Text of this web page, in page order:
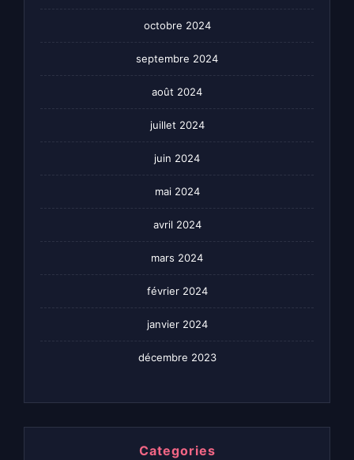
octobre 2024
septembre 2024
août 2024
juillet 2024
juin 2024
mai 2024
avril 2024
mars 2024
février 2024
janvier 2024
décembre 2023
Categories